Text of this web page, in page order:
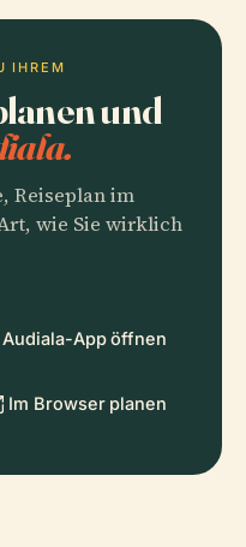
IHREM
und
Reiseplan im
wie Sie wirklich
Audiala-App öffnen
Im Browser planen